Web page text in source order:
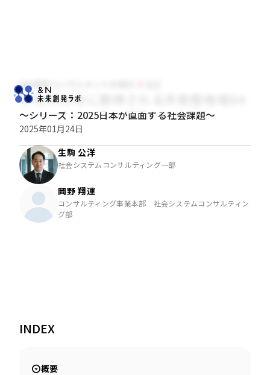
NRI経営コンサルタントの視点
③次の10年に期待される共助型地域DX
～シリーズ：2025日本が直面する社会課題～
2025年01月24日
生駒 公洋
社会システムコンサルティング一部
岡野 翔運
コンサルティング事業本部 社会システムコンサルティン
グ部
INDEX
概要